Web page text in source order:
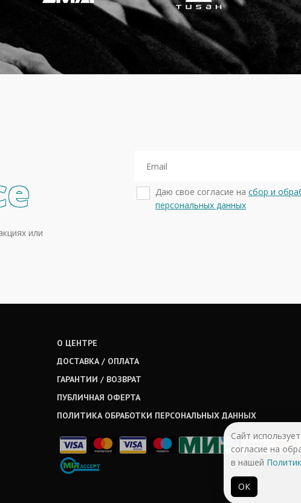
или
Даю свое согласие на сбор и
персональных данных
О ЦЕНТРЕ
ДОСТАВКА / ОПЛАТА
ГАРАНТИИ / ВОЗВРАТ
ПУБЛИЧНАЯ ОФЕРТА
ПОЛИТИКА ОБРАБОТКИ ПЕРСОНАЛЬНЫХ ДАННЫХ
Сайт
согласие на
в нашей
ОК